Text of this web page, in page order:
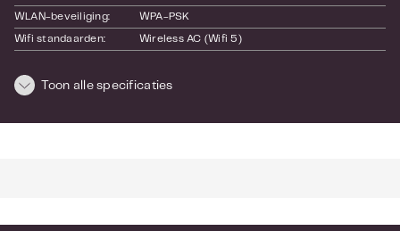
WLAN-beveiliging: WPA-PSK
Wifi standaarden: Wireless AC (Wifi 5)
SKU: DECO M5(3-PACK)
Toon alle specificaties